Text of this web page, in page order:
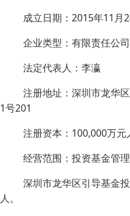
成立日期：2015年11月
企业类型：有限责任公司
法定代表人：李瀛
注册地址：深圳市龙华
1号201
注册资本：100,000万元
经营范围：投资基金管
深圳市龙华区引导基金
人。